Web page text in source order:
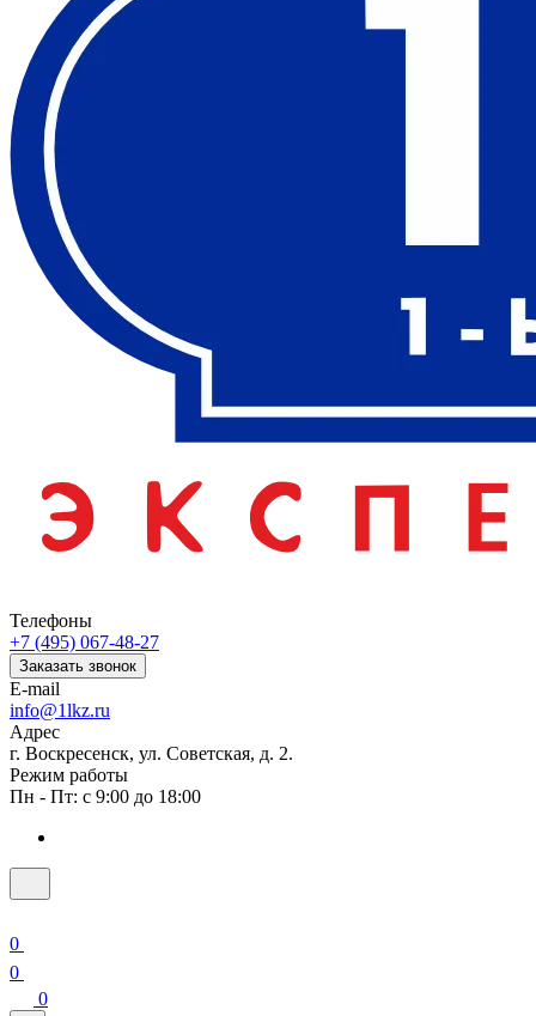
Телефоны
+7 (495) 067-48-27
Заказать звонок
E-mail
info@1lkz.ru
Адрес
г. Воскресенск, ул. Советская, д. 2.
Режим работы
Пн - Пт: с 9:00 до 18:00
0
0
0